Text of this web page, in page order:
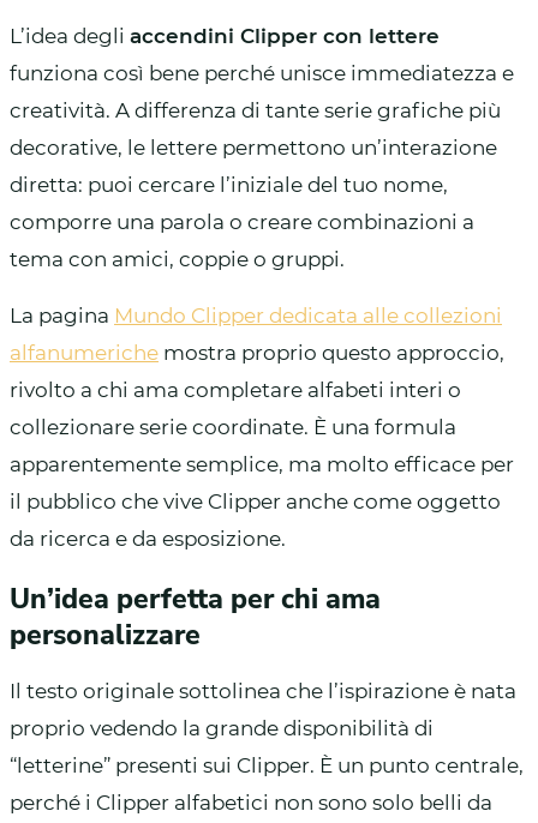
L’idea degli accendini Clipper con lettere
funziona così bene perché unisce immediatezza e
creatività. A differenza di tante serie grafiche più
decorative, le lettere permettono un’interazione
diretta: puoi cercare l’iniziale del tuo nome,
comporre una parola o creare combinazioni a
tema con amici, coppie o gruppi.
La pagina Mundo Clipper dedicata alle collezioni
alfanumeriche mostra proprio questo approccio,
rivolto a chi ama completare alfabeti interi o
collezionare serie coordinate. È una formula
apparentemente semplice, ma molto efficace per
il pubblico che vive Clipper anche come oggetto
da ricerca e da esposizione.
Un’idea perfetta per chi ama
personalizzare
Il testo originale sottolinea che l’ispirazione è nata
proprio vedendo la grande disponibilità di
“letterine” presenti sui Clipper. È un punto centrale,
perché i Clipper alfabetici non sono solo belli da